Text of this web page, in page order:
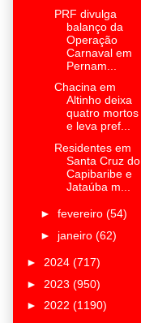
PRF divulga
balanço da
Operação
Carnaval em
Pernam...
Chacina em
Altinho deixa
quatro mortos
e leva pref...
Residentes em
Santa Cruz do
Capibaribe e
Jataúba m...
► fevereiro (54)
► janeiro (62)
► 2024 (717)
► 2023 (950)
► 2022 (1190)